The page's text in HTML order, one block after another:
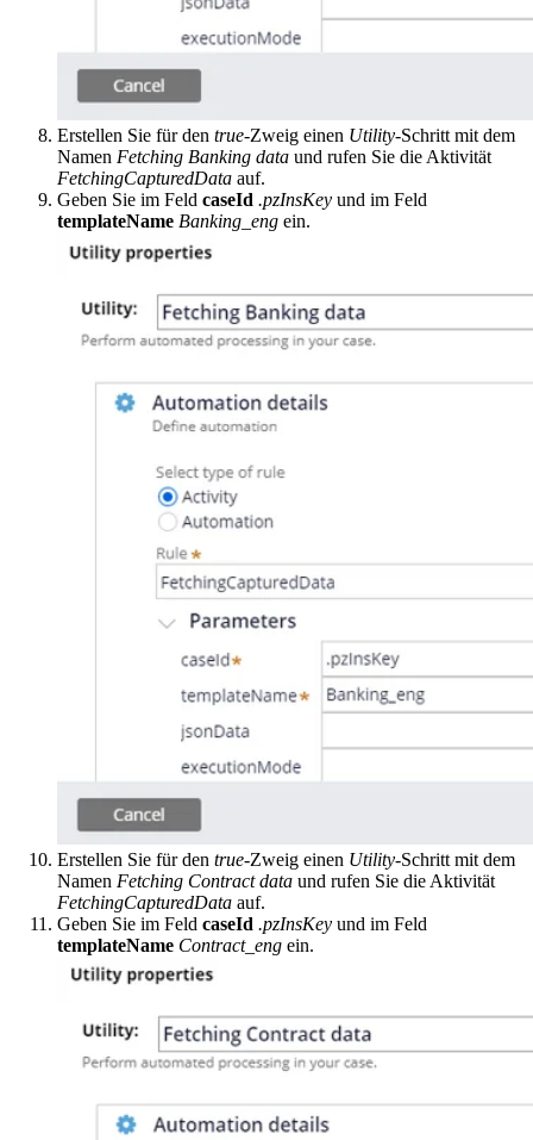
Erstellen Sie für den true-Zweig einen Utility-Schritt mit dem
Namen Fetching Banking data und rufen Sie die Aktivität
FetchingCapturedData auf.
Geben Sie im Feld caseId .pzInsKey und im Feld
templateName Banking_eng ein.
Erstellen Sie für den true-Zweig einen Utility-Schritt mit dem
Namen Fetching Contract data und rufen Sie die Aktivität
FetchingCapturedData auf.
Geben Sie im Feld caseId .pzInsKey und im Feld
templateName Contract_eng ein.